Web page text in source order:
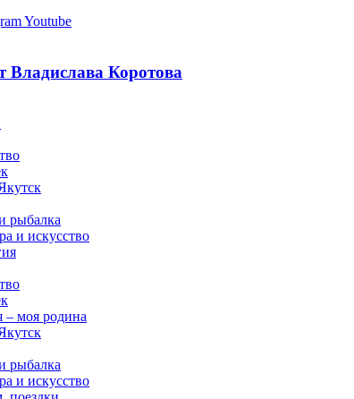
Youtube
Владислава Коротова
рыбалка
и искусство
– моя родина
рыбалка
и искусство